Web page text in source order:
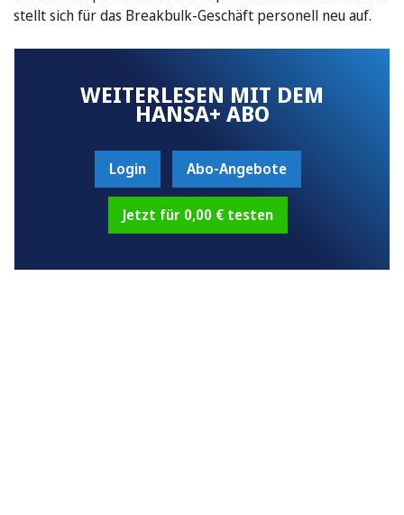
stellt sich für das Breakbulk-Geschäft personell neu auf.
WEITERLESEN MIT DEM
HANSA+ ABO
Login Abo-Angebote
Jetzt für 0,00 € testen